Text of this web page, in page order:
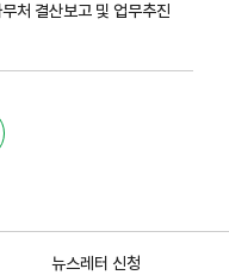
처 결산보고 및 업무추진
뉴스레터 신청